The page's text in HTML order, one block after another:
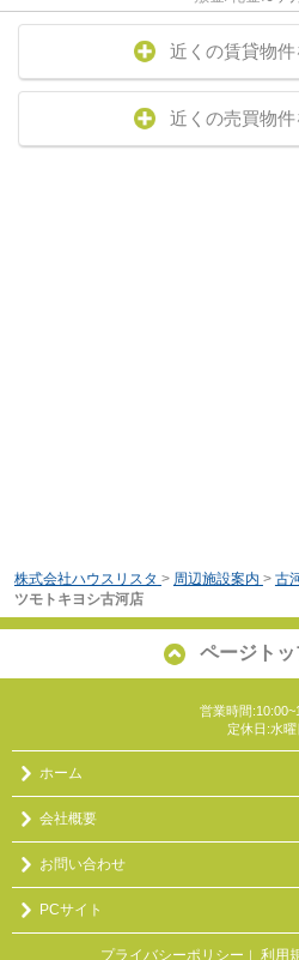
近くの賃貸物
近くの売買物
株式会社ハウスリスタ > 周辺施設案内 > 古
ツモトキヨシ古河店
ページト
営業時間
定休日:水曜
ホーム
会社概要
お問い合わせ
PCサイト
プライバシーポリシー ｜ 利用